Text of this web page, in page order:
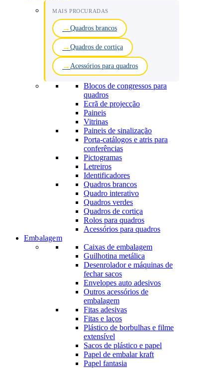
MAIS PROCURADAS
Quadros brancos
Quadros de cortiça
Acessórios para quadros
Blocos de congressos para
quadros
Ecrã de projecção
Paineis
Vitrinas
Paineis de sinalização
Porta-catálogos e atris para
conferências
Pictogramas
Letreiros
Identificadores
Quadros brancos
Quadro interativo
Quadros verdes
Quadros de cortiça
Rolos para quadros
Acessórios para quadros
Embalagem
Caixas de embalagem
Guilhotina metálica
Desenrolador e máquinas de
fechar sacos
Envelopes auto adesivos
Outros acessórios de
embalagem
Fitas adesivas
Fitas e laços
Plástico de borbulhas e filme
extensível
Sacos de plástico e papel
Papel de embalar kraft
Papel fantasia